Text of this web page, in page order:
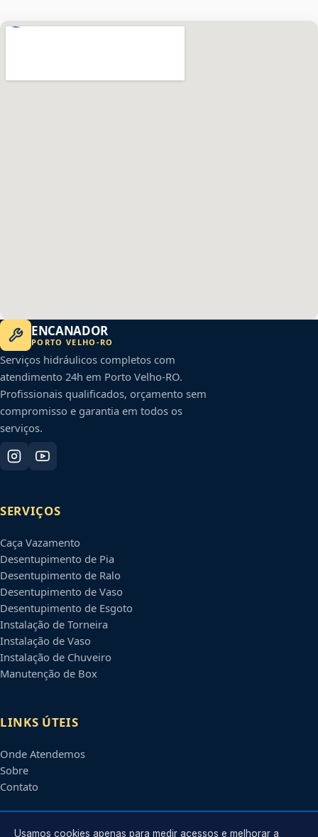
ENCANADOR
PORTO VELHO -RO
Serviços hidráulicos completos com
atendimento 24h em Porto Velho-RO.
Profissionais qualificados, orçamento sem
compromisso e garantia em todos os
serviços.
SERVIÇOS
Caça Vazamento
Desentupimento de Pia
Desentupimento de Ralo
Desentupimento de Vaso
Desentupimento de Esgoto
Instalação de Torneira
Instalação de Vaso
Instalação de Chuveiro
Manutenção de Box
LINKS ÚTEIS
Onde Atendemos
Sobre
Contato
Usamos cookies apenas para medir acessos e melhorar a